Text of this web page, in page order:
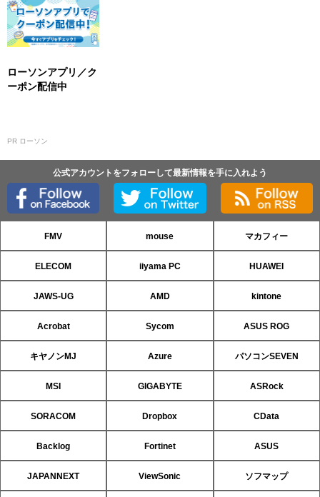
ローソンアプリ／ク
ーポン配信中
PR ローソン
公式アカウントをフォローして最新情報を手に入れよう
FMV mouse マカフィー
ELECOM iiyama PC HUAWEI
JAWS-UG AMD kintone
Acrobat Sycom ASUS ROG
キヤノンMJ Azure パソコンSEVEN
MSI GIGABYTE ASRock
SORACOM Dropbox CData
Backlog Fortinet ASUS
JAPANNEXT ViewSonic ソフマップ